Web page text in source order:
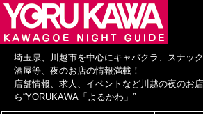
埼玉県、川越市を中心にキャバクラ、スナッ
酒屋等、夜のお店の情報満載！
店舗情報、求人、イベントなど川越の夜のお
ら“YORUKAWA「よるかわ」”